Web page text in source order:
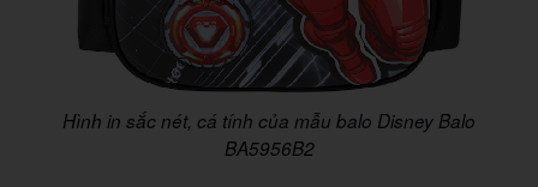
Hình in sắc nét, cá tính của mẫu balo Disney Balo
BA5956B2